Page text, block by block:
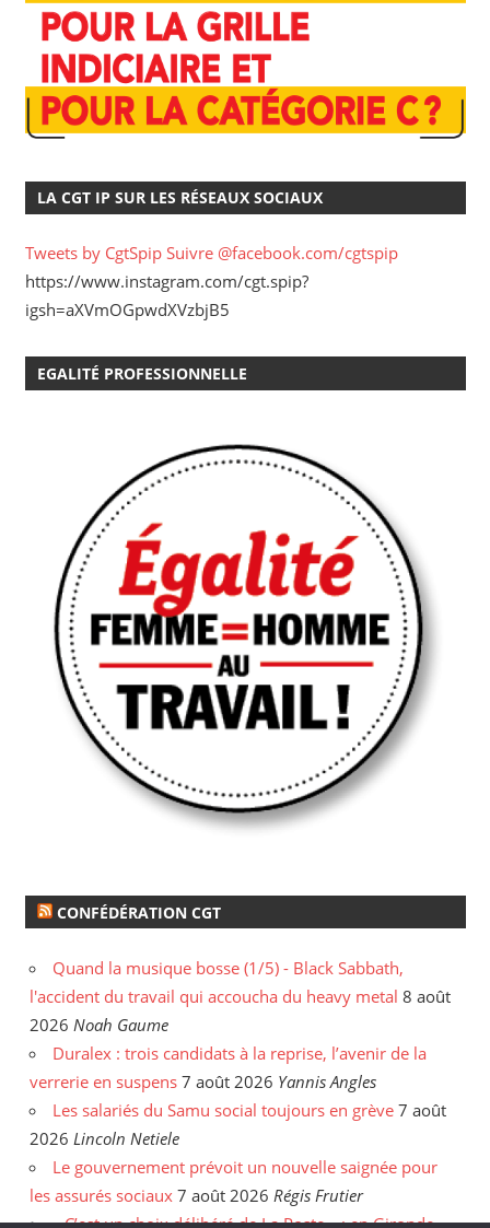
LA CGT IP SUR LES RÉSEAUX SOCIAUX
Tweets by CgtSpip Suivre @facebook.com/cgtspip
https://www.instagram.com/cgt.spip?
igsh=aXVmOGpwdXVzbjB5
EGALITÉ PROFESSIONNELLE
CONFÉDÉRATION CGT
Quand la musique bosse (1/5) - Black Sabbath,
l'accident du travail qui accoucha du heavy metal 8 août
2026 Noah Gaume
Duralex : trois candidats à la reprise, l’avenir de la
verrerie en suspens 7 août 2026 Yannis Angles
Les salariés du Samu social toujours en grève 7 août
2026 Lincoln Netiele
Le gouvernement prévoit un nouvelle saignée pour
les assurés sociaux 7 août 2026 Régis Frutier
« C’est un choix délibéré de La Poste » : en Gironde,